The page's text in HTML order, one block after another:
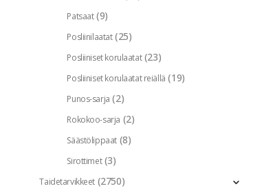
Patsaat (9)
Posliinilaatat (25)
Posliiniset korulaatat (23)
Posliiniset korulaatat reiällä (19)
Punos-sarja (2)
Rokokoo-sarja (2)
Säästölippaat (8)
Sirottimet (3)
Taidetarvikkeet (2750)